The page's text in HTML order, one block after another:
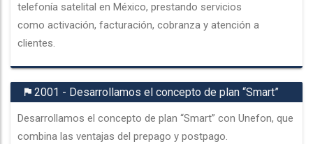
telefonía satelital en México, prestando servicios
como activación, facturación, cobranza y atención a
clientes.
2001 - Desarrollamos el concepto de plan “Smart”
Desarrollamos el concepto de plan “Smart” con Unefon, que
combina las ventajas del prepago y postpago.